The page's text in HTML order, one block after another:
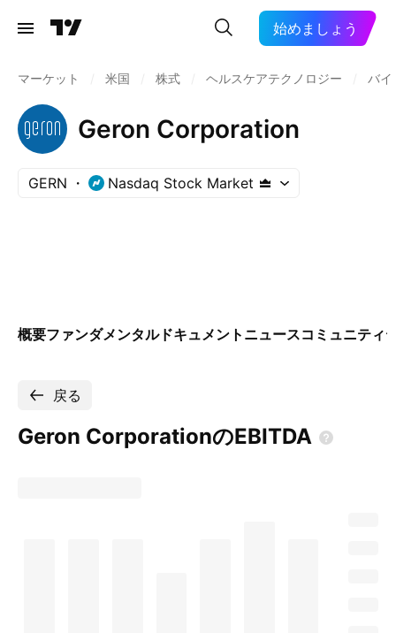
始めましょう
マーケット 米国 株式 ヘルスケアテクノロジー バイ
Geron Corporation
GERN Nasdaq Stock Market
概要ファンダメンタルドキュメント ニュースコミュニティ
戻る
Geron CorporationのEBITDA